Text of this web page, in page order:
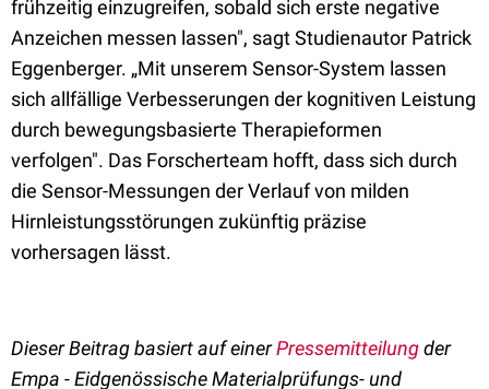
frühzeitig einzugreifen, sobald sich erste negative
Anzeichen messen lassen", sagt Studienautor Patrick
Eggenberger. „Mit unserem Sensor-System lassen
sich allfällige Verbesserungen der kognitiven Leistung
durch bewegungsbasierte Therapieformen
verfolgen". Das Forscherteam hofft, dass sich durch
die Sensor-Messungen der Verlauf von milden
Hirnleistungsstörungen zukünftig präzise
vorhersagen lässt.
Dieser Beitrag basiert auf einerPressemitteilungder
Empa - Eidgenössische Materialprüfungs- und